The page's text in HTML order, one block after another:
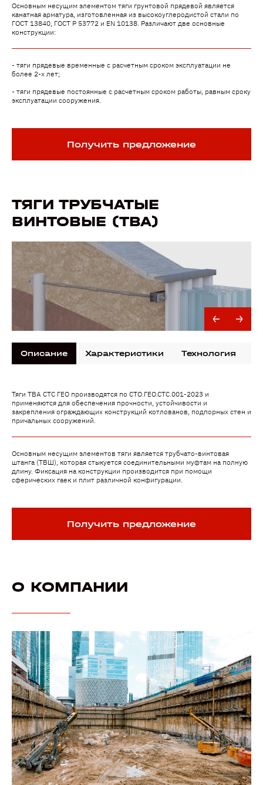
Основным несущим элементом тяги грунтовой прядевой является
канатная арматура, изготовленная из высокоуглеродистой стали по
ГОСТ 13840, ГОСТ Р 53772 и EN 10138. Различают две основные
конструкции:
- тяги прядевые временные с расчетным сроком эксплуатации не
более 2-х лет;
- тяги прядевые постоянные с расчетным сроком работы, равным сроку
эксплуатации сооружения.
Получить предложение
ТЯГИ ТРУБЧАТЫЕ
ВИНТОВЫЕ (ТВА)
Описание Характеристики Технология
Тяги ТВА СТС ГЕО производятся по СТО.ГЕО.СТС.001-2023 и
применяются для обеспечения прочности, устойчивости и
закрепления ограждающих конструкций котлованов, подпорных стен и
причальных сооружений.
Основным несущим элементов тяги является трубчато-винтовая
штанга (ТВШ), которая стыкуется соединительными муфтам на полную
длину. Фиксация на конструкции производится при помощи
сферических гаек и плит различной конфигурации.
Получить предложение
О КОМПАНИИ